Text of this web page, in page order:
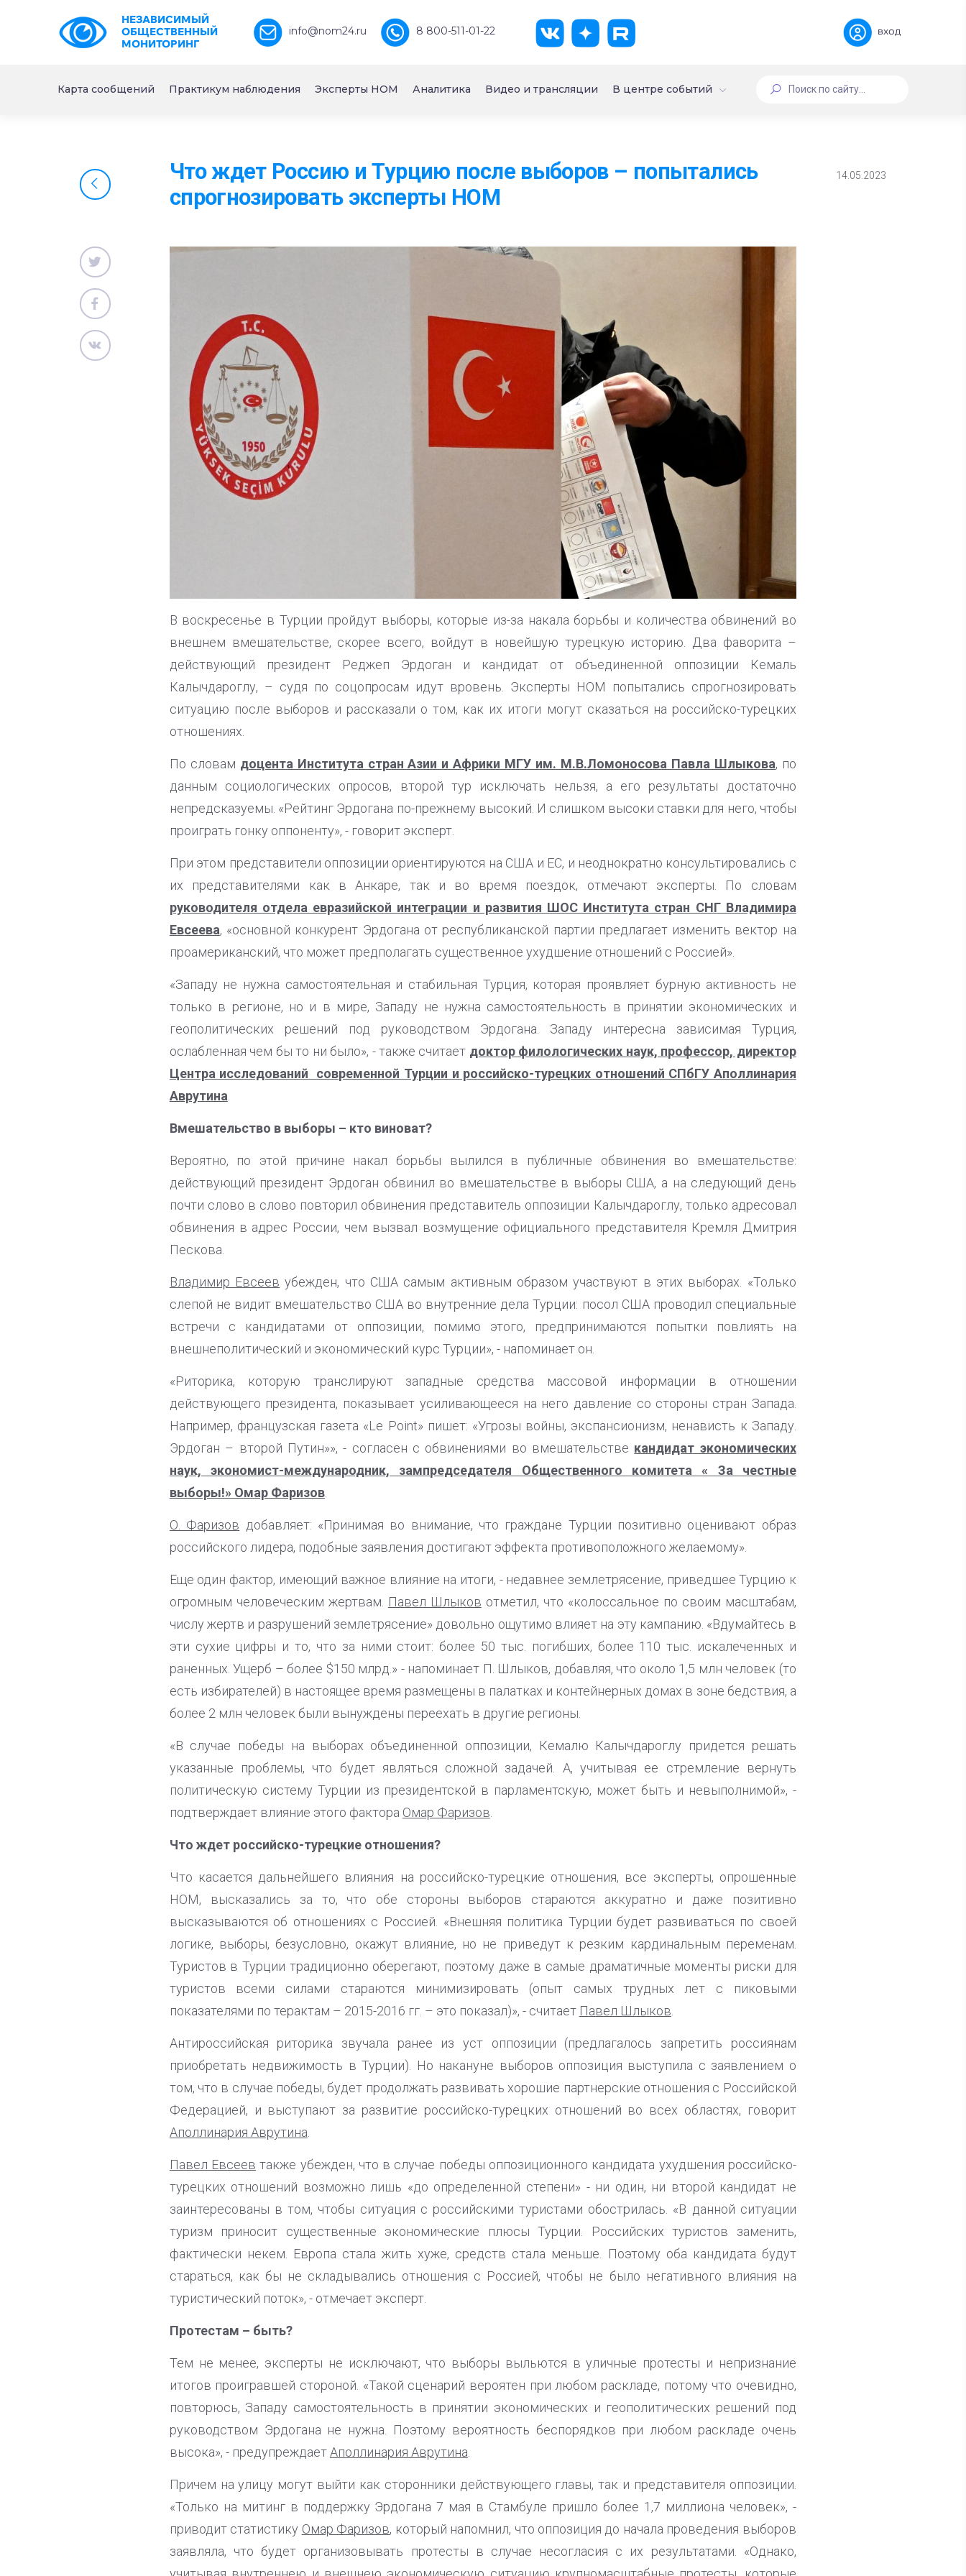
НЕЗАВИСИМЫЙ
ОБЩЕСТВЕННЫЙ
МОНИТОРИНГ
info@nom24.ru 8 800-511-01-22 вход
Карта сообщений Практикум наблюдения Эксперты НОМ Аналитика Видео и трансляции В центре событий
Что ждет Россию и Турцию после выборов – попытались
спрогнозировать эксперты НОМ
14.05.2023
В воскресенье в Турции пройдут выборы, которые из-за накала борьбы и количества обвинений во
внешнем вмешательстве, скорее всего, войдут в новейшую турецкую историю. Два фаворита –
действующий президент Реджеп Эрдоган и кандидат от объединенной оппозиции Кемаль
Калычдароглу, – судя по соцопросам идут вровень. Эксперты НОМ попытались спрогнозировать
ситуацию после выборов и рассказали о том, как их итоги могут сказаться на российско-турецких
отношениях.
По словам доцента Института стран Азии и Африки МГУ им. М.В.Ломоносова Павла Шлыкова, по
данным социологических опросов, второй тур исключать нельзя, а его результаты достаточно
непредсказуемы. «Рейтинг Эрдогана по-прежнему высокий. И слишком высоки ставки для него, чтобы
проиграть гонку оппоненту», - говорит эксперт.
При этом представители оппозиции ориентируются на США и ЕС, и неоднократно консультировались с
их представителями как в Анкаре, так и во время поездок, отмечают эксперты. По словам
руководителя отдела евразийской интеграции и развития ШОС Института стран СНГ Владимира
Евсеева, «основной конкурент Эрдогана от республиканской партии предлагает изменить вектор на
проамериканский, что может предполагать существенное ухудшение отношений с Россией».
«Западу не нужна самостоятельная и стабильная Турция, которая проявляет бурную активность не
только в регионе, но и в мире, Западу не нужна самостоятельность в принятии экономических и
геополитических решений под руководством Эрдогана. Западу интересна зависимая Турция,
ослабленная чем бы то ни было», - также считает доктор филологических наук, профессор, директор
Центра исследований современной Турции и российско-турецких отношений СПбГУ Аполлинария
Аврутина
Вмешательство в выборы – кто виноват?
Вероятно, по этой причине накал борьбы вылился в публичные обвинения во вмешательстве:
действующий президент Эрдоган обвинил во вмешательстве в выборы США, а на следующий день
почти слово в слово повторил обвинения представитель оппозиции Калычдароглу, только адресовал
обвинения в адрес России, чем вызвал возмущение официального представителя Кремля Дмитрия
Пескова.
Владимир Евсеев убежден, что США самым активным образом участвуют в этих выборах. «Только
слепой не видит вмешательство США во внутренние дела Турции: посол США проводил специальные
встречи с кандидатами от оппозиции, помимо этого, предпринимаются попытки повлиять на
внешнеполитический и экономический курс Турции», - напоминает он.
«Риторика, которую транслируют западные средства массовой информации в отношении
действующего президента, показывает усиливающееся на него давление со стороны стран Запада.
Например, французская газета «Le Point» пишет: «Угрозы войны, экспансионизм, ненависть к Западу.
Эрдоган – второй Путин»», - согласен с обвинениями во вмешательстве кандидат экономических
наук, экономист-международник, зампредседателя Общественного комитета « За честные
выборы!» Омар Фаризов.
О. Фаризов добавляет: «Принимая во внимание, что граждане Турции позитивно оценивают образ
российского лидера, подобные заявления достигают эффекта противоположного желаемому».
Еще один фактор, имеющий важное влияние на итоги, - недавнее землетрясение, приведшее Турцию к
огромным человеческим жертвам. Павел Шлыков отметил, что «колоссальное по своим масштабам,
числу жертв и разрушений землетрясение» довольно ощутимо влияет на эту кампанию. «Вдумайтесь в
эти сухие цифры и то, что за ними стоит: более 50 тыс. погибших, более 110 тыс. искалеченных и
раненных. Ущерб – более $150 млрд.» - напоминает П. Шлыков, добавляя, что около 1,5 млн человек (то
есть избирателей) в настоящее время размещены в палатках и контейнерных домах в зоне бедствия, а
более 2 млн человек были вынуждены переехать в другие регионы.
«В случае победы на выборах объединенной оппозиции, Кемалю Калычдароглу придется решать
указанные проблемы, что будет являться сложной задачей. А, учитывая ее стремление вернуть
политическую систему Турции из президентской в парламентскую, может быть и невыполнимой», -
подтверждает влияние этого фактора Омар Фаризов
Что ждет российско-турецкие отношения?
Что касается дальнейшего влияния на российско-турецкие отношения, все эксперты, опрошенные
НОМ, высказались за то, что обе стороны выборов стараются аккуратно и даже позитивно
высказываются об отношениях с Россией. «Внешняя политика Турции будет развиваться по своей
логике, выборы, безусловно, окажут влияние, но не приведут к резким кардинальным переменам.
Туристов в Турции традиционно оберегают, поэтому даже в самые драматичные моменты риски для
туристов всеми силами стараются минимизировать (опыт самых трудных лет с пиковыми
показателями по терактам – 2015-2016 гг. – это показал)», - считает Павел Шлыков
Антироссийская риторика звучала ранее из уст оппозиции (предлагалось запретить россиянам
приобретать недвижимость в Турции). Но накануне выборов оппозиция выступила с заявлением о
том, что в случае победы, будет продолжать развивать хорошие партнерские отношения с Российской
Федерацией, и выступают за развитие российско-турецких отношений во всех областях, говорит
Аполлинария Аврутина
Павел Евсеев также убежден, что в случае победы оппозиционного кандидата ухудшения российско-
турецких отношений возможно лишь «до определенной степени» - ни один, ни второй кандидат не
заинтересованы в том, чтобы ситуация с российскими туристами обострилась. «В данной ситуации
туризм приносит существенные экономические плюсы Турции. Российских туристов заменить,
фактически некем. Европа стала жить хуже, средств стала меньше. Поэтому оба кандидата будут
стараться, как бы не складывались отношения с Россией, чтобы не было негативного влияния на
туристический поток», - отмечает эксперт.
Протестам – быть?
Тем не менее, эксперты не исключают, что выборы выльются в уличные протесты и непризнание
итогов проигравшей стороной. «Такой сценарий вероятен при любом раскладе, потому что очевидно,
повторюсь, Западу самостоятельность в принятии экономических и геополитических решений под
руководством Эрдогана не нужна. Поэтому вероятность беспорядков при любом раскладе очень
высока», - предупреждаетАполлинария Аврутина
Причем на улицу могут выйти как сторонники действующего главы, так и представителя оппозиции.
«Только на митинг в поддержку Эрдогана 7 мая в Стамбуле пришло более 1,7 миллиона человек», -
приводит статистику Омар Фаризов, который напомнил, что оппозиция до начала проведения выборов
заявляла, что будет организовывать протесты в случае несогласия с их результатами. «Однако,